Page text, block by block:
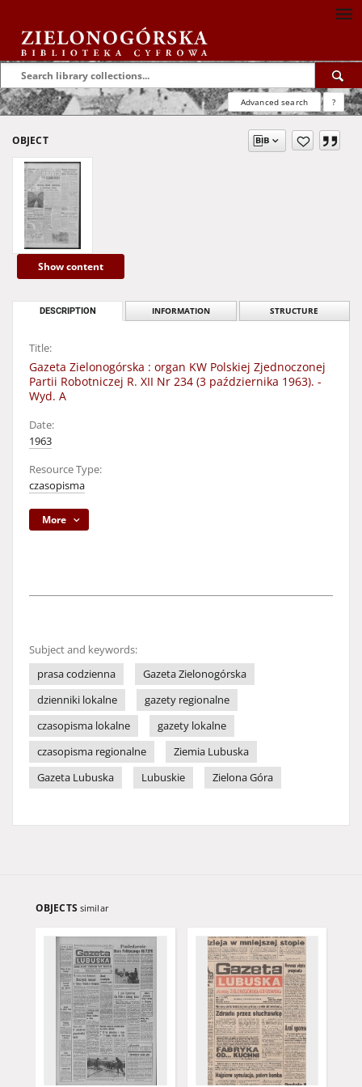
Advanced search ?
OBJECT
Show content
DESCRIPTION INFORMATION STRUCTURE
Title:
Gazeta Zielonogórska : organ KW Polskiej Zjednoczonej
Partii Robotniczej R. XII Nr 234 (3 października 1963). -
Wyd. A
Date:
1963
Resource Type:
czasopisma
More
Subject and keywords:
prasa codzienna
Gazeta Zielonogórska
dzienniki lokalne
gazety regionalne
czasopisma lokalne
gazety lokalne
czasopisma regionalne
Ziemia Lubuska
Gazeta Lubuska
Lubuskie Zielona Góra
OBJECTS similar